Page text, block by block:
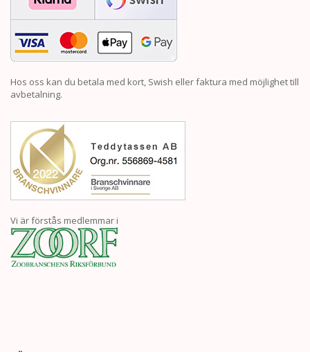
Hos oss kan du betala med kort, Swish eller faktura med möjlighet till
avbetalning.
Vi är förstås medlemmar i